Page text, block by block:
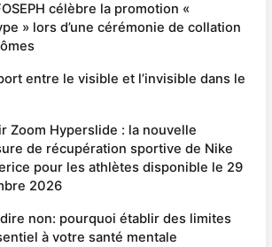
célèbre la promotion «
» lors d’une cérémonie de collation
entre le visible et l’invisible dans le
Zoom Hyperslide : la nouvelle
de récupération sportive de Nike
pour les athlètes disponible le 29
2026
non: pourquoi établir des limites
à votre santé mentale